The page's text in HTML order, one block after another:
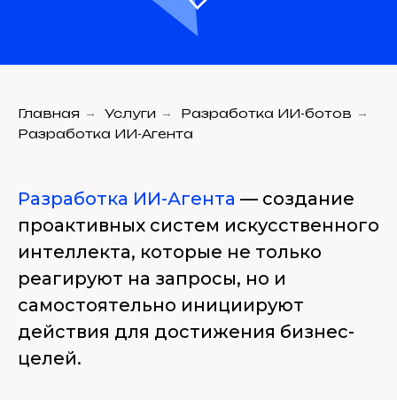
Главная → Услуги → Разработка ИИ-ботов →
Разработка ИИ-Агента
Разработка ИИ-Агента — создание
проактивных систем искусственного
интеллекта, которые не только
реагируют на запросы, но и
самостоятельно инициируют
действия для достижения бизнес-
целей.